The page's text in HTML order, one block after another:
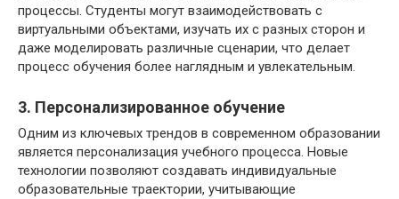
процессы. Студенты могут взаимодействовать с
виртуальными объектами, изучать их с разных сторон и
даже моделировать различные сценарии, что делает
процесс обучения более наглядным и увлекательным.
3. Персонализированное обучение
Одним из ключевых трендов в современном образовании
является персонализация учебного процесса. Новые
технологии позволяют создавать индивидуальные
образовательные траектории, учитывающие